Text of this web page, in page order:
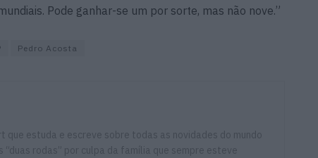
Pode ganhar-se um por sorte, mas não nove.”
Pedro Acosta
estuda e escreve sobre todas as novidades do mundo
“duas rodas” por culpa da família que sempre esteve